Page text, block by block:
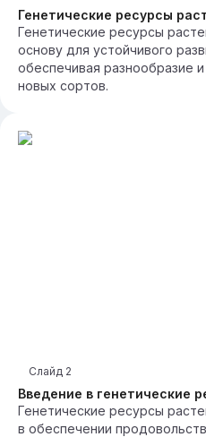
Генетические ресурсы
Генетические ресурсы
основу для устойчивого
обеспечивая разнообразие
новых сортов.
Введение в генетические
Слайд 2
Генетические ресурсы
в обеспечении